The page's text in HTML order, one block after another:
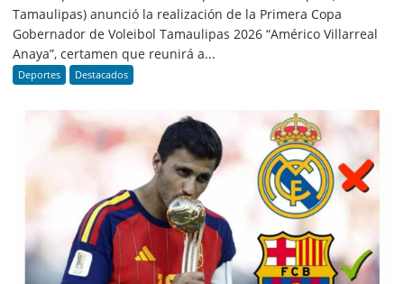
Tamaulipas) anunció la realización de la Primera Copa
Gobernador de Voleibol Tamaulipas 2026 “Américo Villarreal
Anaya”, certamen que reunirá a...
Deportes Destacados